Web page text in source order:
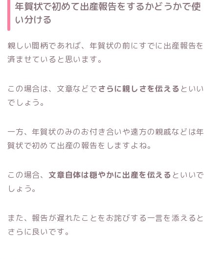
年賀状で初めて出産報告をするかどうかで使
い分ける
親しい間柄であれば、年賀状の前にすでに出産報告を
済ませていると思います。
この場合は、文章などでさらに親しさを伝える といい
でしょう。
一方、年賀状のみのお付き合いや遠方の親戚などは年
賀状で初めて出産の報告をしますよね。
この場合、 文章自体は穏やかに出産を伝える といいで
しょう。
また、報告が遅れたことをお詫びする一言を添えると
さらに良いです。